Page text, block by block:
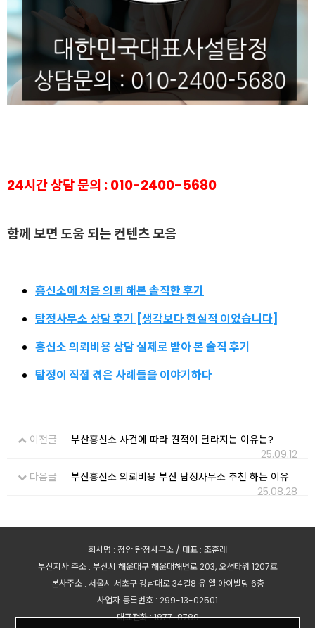
24시간 상담 문의 : 010-2400-5680
함께 보면 도움 되는 컨텐츠 모음
흥신소에 처음 의뢰 해본 솔직한 후기
탐정사무소 상담 후기 [생각보다 현실적 이었습니다]
흥신소 의뢰비용 상담 실제로 받아 본 솔직 후기
탐정이 직접 겪은 사례들을 이야기하다
이전글
부산흥신소 사건에 따라 견적이 달라지는 이유는?
25.09.12
다음글
부산흥신소 의뢰비용 부산 탐정사무소 추천 하는 이유
25.08.28
회사명 : 정암 탐정사무소 / 대표 : 조훈래
부산지사 주소 : 부산시 해운대구 해운대해변로 203, 오션타워 1207호
본사주소 : 서울시 서초구 강남대로 34길8 유.엘.아이빌딩 6층
사업자 등록번호 : 299-13-02501
대표전화 : 1877-8789